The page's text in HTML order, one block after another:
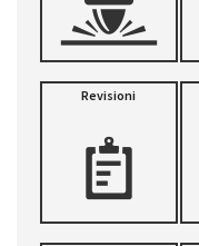
Revisioni